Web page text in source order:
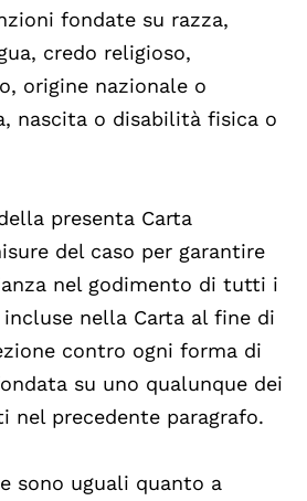
fondate su razza,
credo religioso,
origine nazionale o
nascita o disabilità fisica o
presenta Carta
del caso per garantire
nel godimento di tutti i
nella Carta al fine di
contro ogni forma di
su uno qualunque dei
nel precedente paragrafo.
sono uguali quanto a